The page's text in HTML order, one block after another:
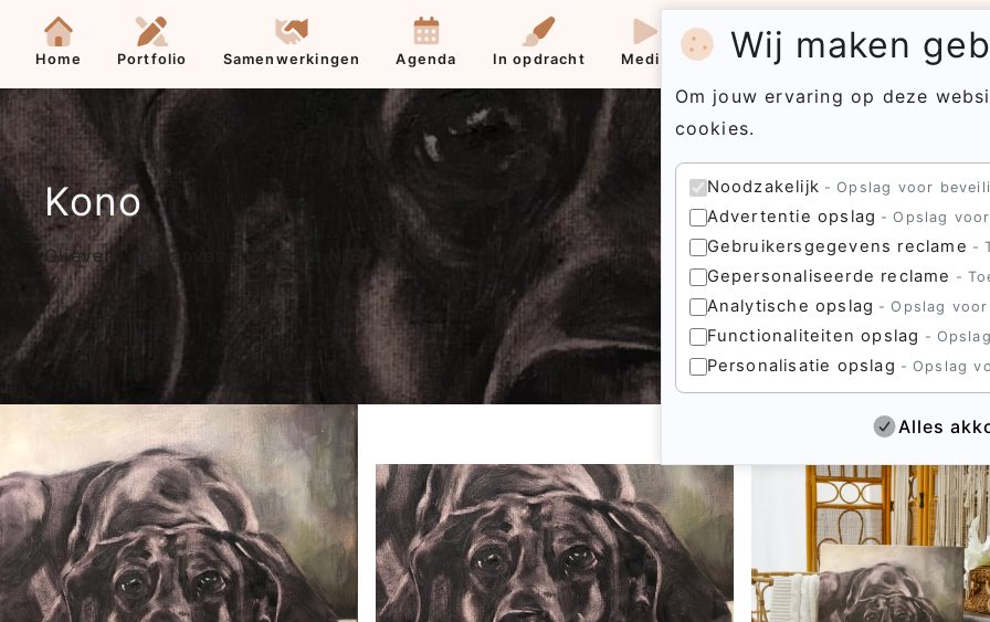
Wij maken
Om jouw ervaring op deze
cookies.
Noodzakelijk Opslag voor
Advertentie opslag Opslag
Gebruikersgegevens reclame
Gepersonaliseerde reclame
Analytische opslag Opslag
Functionaliteiten opslag
Personalisatie opslag Opslag
Alles
Contact
Home
Portfolio Samenwerkingen Agenda In opdracht Media Contact Menu
Kono
Olieverf op canvas 30x30cm NIET TE KOOP